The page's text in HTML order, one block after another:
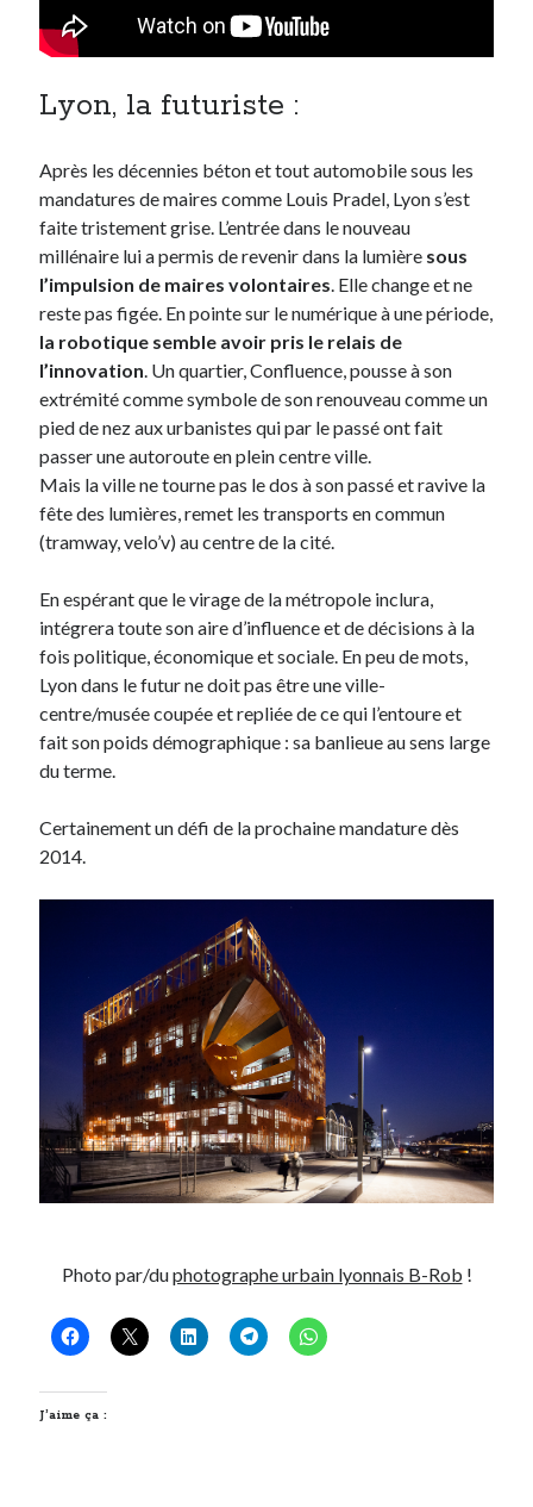
Lyon, la futuriste :
Après les décennies béton et tout automobile sous les
mandatures de maires comme Louis Pradel, Lyon s’est
faite tristement grise. L’entrée dans le nouveau
millénaire lui a permis de revenir dans la lumière sous
l’impulsion de maires volontaires. Elle change et ne
reste pas figée. En pointe sur le numérique à une période,
la robotique semble avoir pris le relais de
l’innovation. Un quartier, Confluence, pousse à son
extrémité comme symbole de son renouveau comme un
pied de nez aux urbanistes qui par le passé ont fait
passer une autoroute en plein centre ville.
Mais la ville ne tourne pas le dos à son passé et ravive la
fête des lumières, remet les transports en commun
(tramway, velo’v) au centre de la cité.
En espérant que le virage de la métropole inclura,
intégrera toute son aire d’influence et de décisions à la
fois politique, économique et sociale. En peu de mots,
Lyon dans le futur ne doit pas être une ville-
centre/musée coupée et repliée de ce qui l’entoure et
fait son poids démographique : sa banlieue au sens large
du terme.
Certainement un défi de la prochaine mandature dès
2014.
Photo par/duphotographe urbain lyonnais B-Rob !
J’aime ça :